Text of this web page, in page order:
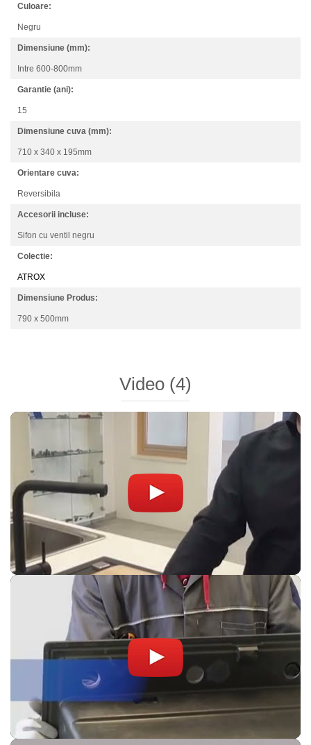
Culoare:
Negru
Dimensiune (mm):
Intre 600-800mm
Garantie (ani):
15
Dimensiune cuva (mm):
710 x 340 x 195mm
Orientare cuva:
Reversibila
Accesorii incluse:
Sifon cu ventil negru
Colectie:
ATROX
Dimensiune Produs:
790 x 500mm
Video (4)